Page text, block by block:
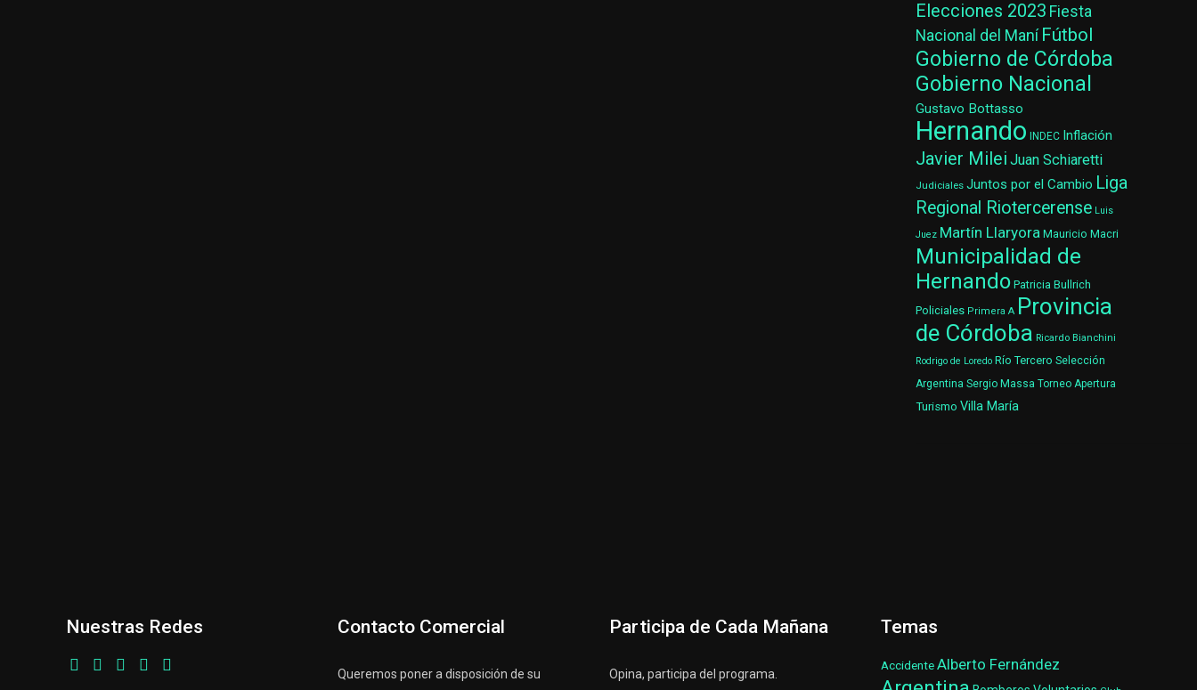
Elecciones 2023 Fiesta
Nacional del Maní Fútbol
Gobierno de Córdoba
Gobierno Nacional
Gustavo Bottasso
Hernando INDEC Inflación
Javier Milei Juan Schiaretti
Judiciales Juntos por el Cambio Liga
Regional Riotercerense Luis
Juez Martín Llaryora Mauricio Macri
Municipalidad de
Hernando Patricia Bullrich
Policiales Primera A Provincia
de Córdoba Ricardo Bianchini
Rodrigo de Loredo Río Tercero Selección
Argentina Sergio Massa Torneo Apertura
Turismo Villa María
Nuestras Redes Contacto Comercial
Queremos poner a disposición de su
Participa de Cada Mañana
Opina, participa del programa.
Temas
AccidenteAlberto Fernández